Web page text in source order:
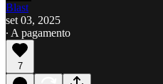
Blast
set 03, 2025
∙ A pagamento
7